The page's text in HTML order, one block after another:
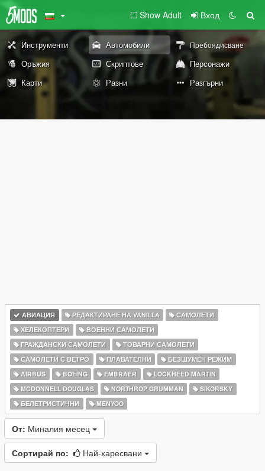
Show Adult Вход
Инструменти Автомобили Пребоядисване
Оръжия Скриптове
Персонажи
Карти
Разни Разгърни
АВИАЦИЯ РЕДАКТИРАНЕ НА VANILLA
САМОЛЕТИ
ХЕЛЕКОПТЕРИ
ВОЕННИ САМОЛЕТИ
ГРАЖДАНСКИ САМОЛЕТИ
ТОВАРНИ САМОЛЕТИ
САМОЛЕТИ С ВЕТРО
ПЛАВАТЕЛНИ
БЕЗШУМЕН РЕЖИМ
AIRBUS
BOEING EMBRAER
LOCKHEED MARTIN
MCDONNELL DOUGLAS
NORTHROP GRUMMAN
SIKORSKY
БЕЛЕТРИСТИЧНИ
MENYOO
От: Миналия месец
Сортирай по: Най-харесвани